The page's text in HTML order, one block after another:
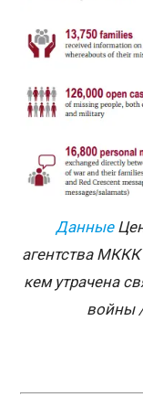
Данные
агентства
кем утрачена
войны